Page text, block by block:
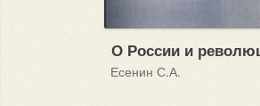
О России и
Есенин С.А.